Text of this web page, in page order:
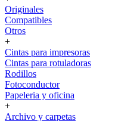
Originales
Compatibles
Otros
+
Cintas para impresoras
Cintas para rotuladoras
Rodillos
Fotoconductor
Papeleria y oficina
+
Archivo y carpetas